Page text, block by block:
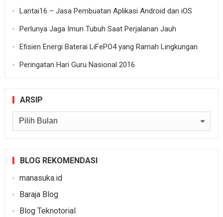
Lantai16 – Jasa Pembuatan Aplikasi Android dan iOS
Perlunya Jaga Imun Tubuh Saat Perjalanan Jauh
Efisien Energi Baterai LiFePO4 yang Ramah Lingkungan
Peringatan Hari Guru Nasional 2016
ARSIP
Arsip
BLOG REKOMENDASI
manasuka.id
Baraja Blog
Blog Teknotorial